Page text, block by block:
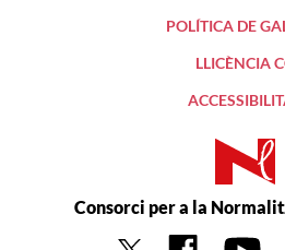
POLÍTICA DE
LLICÈNCIA
Consorci per a la